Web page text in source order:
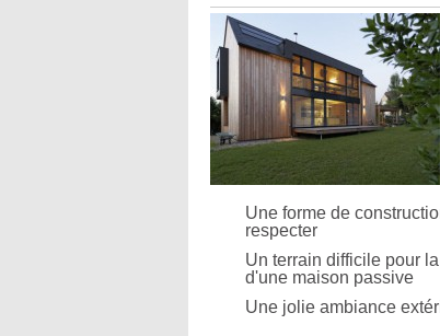
Une forme de
respecter
Un terrain difficile pour
d'une maison passive
Une jolie ambiance